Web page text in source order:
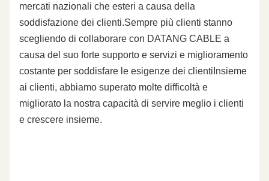
mercati nazionali che esteri a causa della
soddisfazione dei clienti.Sempre più clienti stanno
scegliendo di collaborare con DATANG CABLE a
causa del suo forte supporto e servizi e miglioramento
costante per soddisfare le esigenze dei clientiInsieme
ai clienti, abbiamo superato molte difficoltà e
migliorato la nostra capacità di servire meglio i clienti
e crescere insieme.